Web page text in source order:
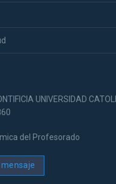
UNIVERSIDAD
del Profesorado
mensaje